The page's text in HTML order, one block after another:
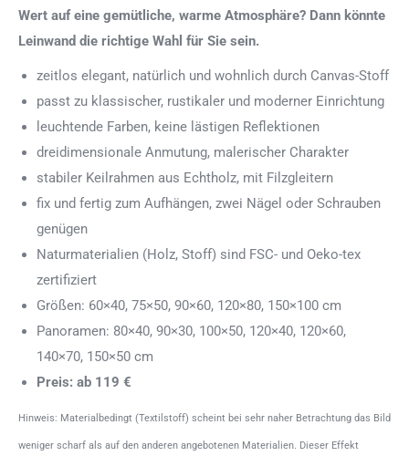
Wert auf eine gemütliche, warme Atmosphäre? Dann könnte
Leinwand die richtige Wahl für Sie sein.
zeitlos elegant, natürlich und wohnlich durch Canvas-Stoff
passt zu klassischer, rustikaler und moderner Einrichtung
leuchtende Farben, keine lästigen Reflektionen
dreidimensionale Anmutung, malerischer Charakter
stabiler Keilrahmen aus Echtholz, mit Filzgleitern
fix und fertig zum Aufhängen, zwei Nägel oder Schrauben
genügen
Naturmaterialien (Holz, Stoff) sind FSC- und Oeko-tex
zertifiziert
Größen: 60×40, 75×50, 90×60, 120×80, 150×100 cm
Panoramen: 80×40, 90×30, 100×50, 120×40, 120×60,
140×70, 150×50 cm
Preis: ab 119 €
Hinweis: Materialbedingt (Textilstoff) scheint bei sehr naher Betrachtung das Bild
weniger scharf als auf den anderen angebotenen Materialien. Dieser Effekt